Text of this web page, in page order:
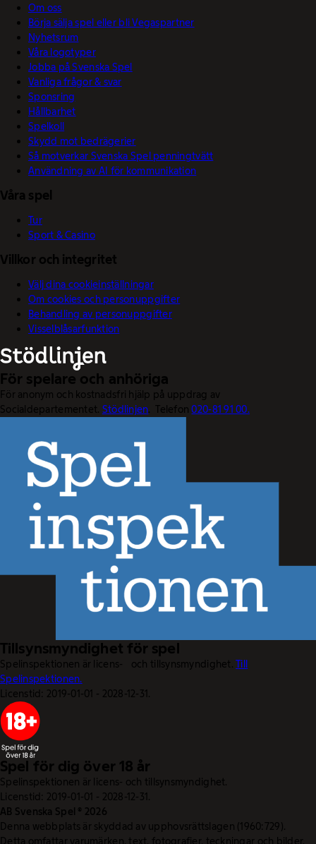
Om oss
Börja sälja spel eller bli Vegaspartner
Nyhetsrum
Våra logotyper
Jobba på Svenska Spel
Vanliga frågor & svar
Sponsring
Hållbarhet
Spelkoll
Skydd mot bedrägerier
Så motverkar Svenska Spel penningtvätt
Användning av AI för kommunikation
Våra spel
Tur
Sport & Casino
Villkor och integritet
Välj dina cookieinställningar
Om cookies och personuppgifter
Behandling av personuppgifter
Visselblåsarfunktion
För spelare och anhöriga
För anonym och kostnadsfri hjälp på uppdrag av
Socialdepartementet. Stödlinjen. Telefon020-81 91 00.
Tillsynsmyndighet för spel
Spelinspektionen är licens- och tillsynsmyndighet.Till
Spelinspektionen.
Licenstid: 2019-01-01 - 2028-12-31.
Spel för dig över 18 år
Spelinspektionen är licens- och tillsynsmyndighet.
Licenstid: 2019-01-01 - 2028-12-31.
AB Svenska Spel © 2026
Denna webbplats är skyddad av upphovsrättslagen (1960:729).